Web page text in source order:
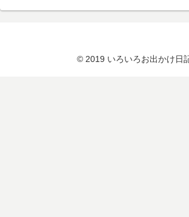
© 2019 いろいろお出かけ日